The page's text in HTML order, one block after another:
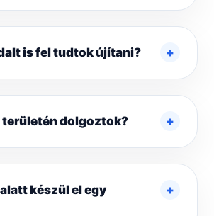
is fel tudtok újítani?
területén dolgoztok?
készül el egy